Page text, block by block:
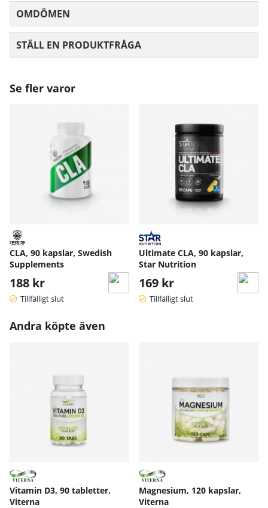
m
Andra Omega-3
fetter
90
g
18
mg
270 mg
OMDÖMEN
STÄLL EN PRODUKTFRÅGA
Se fler varor
CLA, 90 kapslar, Swedish
Supplements
188 kr
Tillfälligt slut
Ultimate CLA, 90 kapslar,
Star Nutrition
169 kr
Tillfälligt slut
Andra köpte även
Vitamin D3, 90 tabletter,
Viterna
Magnesium, 120 kapslar,
Viterna